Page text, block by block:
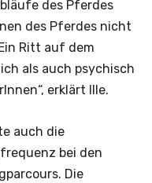
des Pferdes
des Pferdes nicht
Ritt auf dem
als auch psychisch
erklärt Ille.
auch die
bei den
Die